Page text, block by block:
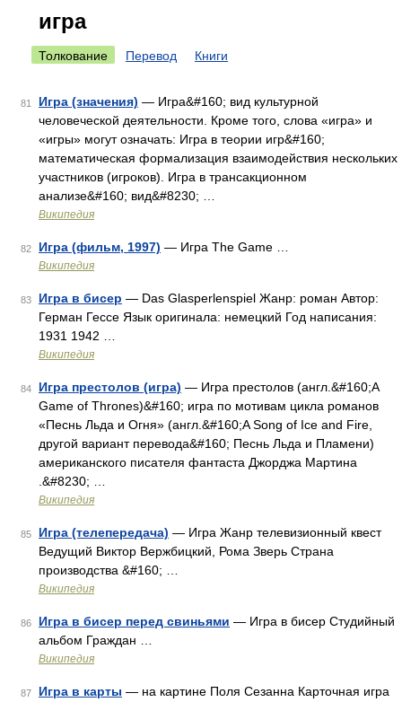
игра
Толкование Перевод Книги
81 Игра (значения) — Игра&#160; вид культурной
человеческой деятельности. Кроме того, слова «игра» и
«игры» могут означать: Игра в теории игр&#160;
математическая формализация взаимодействия нескольких
участников (игроков). Игра в трансакционном
анализе&#160; вид&#8230; …
Википедия
82 Игра (фильм, 1997) — Игра The Game …
Википедия
83 Игра в бисер — Das Glasperlenspiel Жанр: роман Автор:
Герман Гессе Язык оригинала: немецкий Год написания:
1931 1942 …
Википедия
84 Игра престолов (игра) — Игра престолов (англ.&#160;A
Game of Thrones)&#160; игра по мотивам цикла романов
«Песнь Льда и Огня» (англ.&#160;A Song of Ice and Fire,
другой вариант перевода&#160; Песнь Льда и Пламени)
американского писателя фантаста Джорджа Мартина
.&#8230; …
Википедия
85 Игра (телепередача) — Игра Жанр телевизионный квест
Ведущий Виктор Вержбицкий, Рома Зверь Страна
производства &#160; …
Википедия
86 Игра в бисер перед свиньями — Игра в бисер Студийный
альбом Граждан …
Википедия
87 Игра в карты — на картине Поля Сезанна Карточная игра